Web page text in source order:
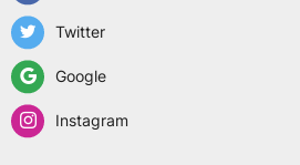
Twitter
Google
Instagram